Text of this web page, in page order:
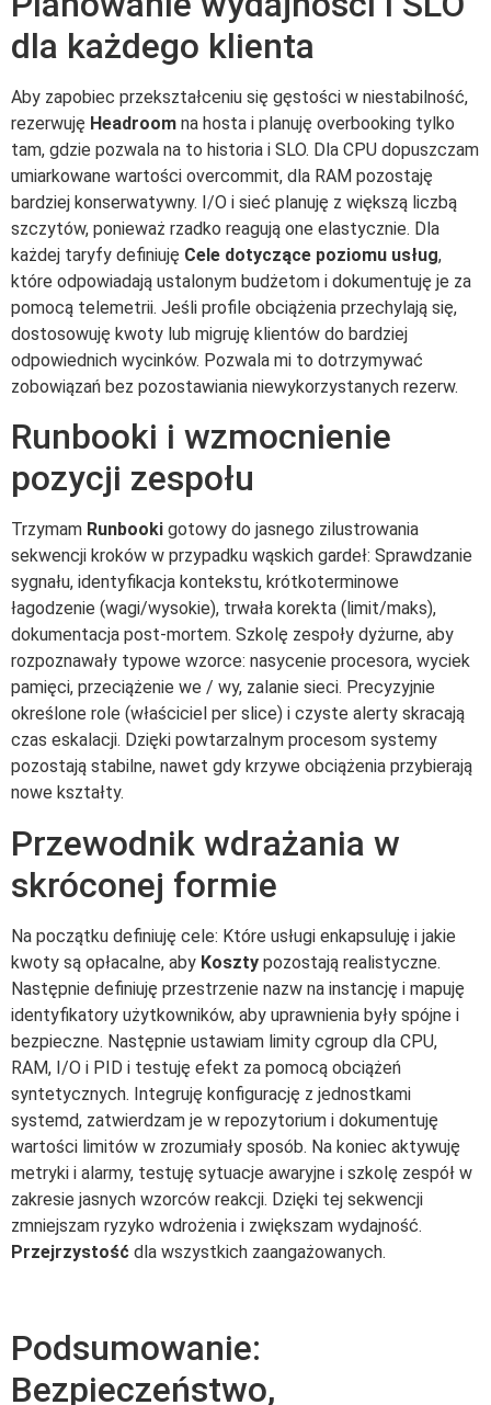
dla każdego klienta
Aby zapobiec przekształceniu się gęstości w niestabilność,
rezerwuję Headroom na hosta i planuję overbooking tylko
tam, gdzie pozwala na to historia i SLO. Dla CPU dopuszczam
umiarkowane wartości overcommit, dla RAM pozostaję
bardziej konserwatywny. I/O i sieć planuję z większą liczbą
szczytów, ponieważ rzadko reagują one elastycznie. Dla
każdej taryfy definiuję Cele dotyczące poziomu usług,
które odpowiadają ustalonym budżetom i dokumentuję je za
pomocą telemetrii. Jeśli profile obciążenia przechylają się,
dostosowuję kwoty lub migruję klientów do bardziej
odpowiednich wycinków. Pozwala mi to dotrzymywać
zobowiązań bez pozostawiania niewykorzystanych rezerw.
Runbooki i wzmocnienie
pozycji zespołu
Trzymam Runbooki gotowy do jasnego zilustrowania
sekwencji kroków w przypadku wąskich gardeł: Sprawdzanie
sygnału, identyfikacja kontekstu, krótkoterminowe
łagodzenie (wagi/wysokie), trwała korekta (limit/maks),
dokumentacja post-mortem. Szkolę zespoły dyżurne, aby
rozpoznawały typowe wzorce: nasycenie procesora, wyciek
pamięci, przeciążenie we / wy, zalanie sieci. Precyzyjnie
określone role (właściciel per slice) i czyste alerty skracają
czas eskalacji. Dzięki powtarzalnym procesom systemy
pozostają stabilne, nawet gdy krzywe obciążenia przybierają
nowe kształty.
Przewodnik wdrażania w
skróconej formie
Na początku definiuję cele: Które usługi enkapsuluję i jakie
kwoty są opłacalne, aby Koszty pozostają realistyczne.
Następnie definiuję przestrzenie nazw na instancję i mapuję
identyfikatory użytkowników, aby uprawnienia były spójne i
bezpieczne. Następnie ustawiam limity cgroup dla CPU,
RAM, I/O i PID i testuję efekt za pomocą obciążeń
syntetycznych. Integruję konfigurację z jednostkami
systemd, zatwierdzam je w repozytorium i dokumentuję
wartości limitów w zrozumiały sposób. Na koniec aktywuję
metryki i alarmy, testuję sytuacje awaryjne i szkolę zespół w
zakresie jasnych wzorców reakcji. Dzięki tej sekwencji
zmniejszam ryzyko wdrożenia i zwiększam wydajność.
Przejrzystość dla wszystkich zaangażowanych.
Podsumowanie:
Bezpieczeństwo,